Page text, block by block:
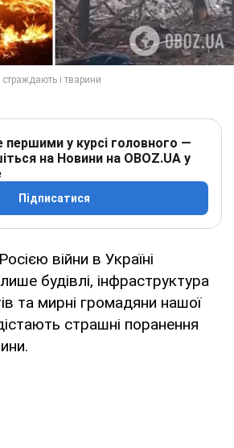
першими у курсі головного —
на Новини на OBOZ.UA у
Підписатися
війни в Україні
будівлі, інфраструктура
та мирні громадяни нашої
страшні поранення